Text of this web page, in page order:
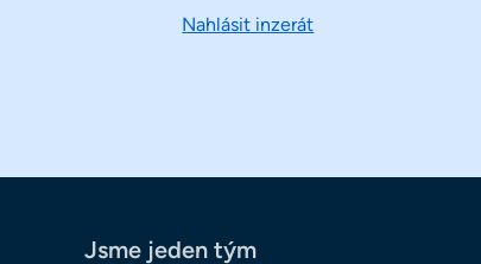
Nahlásit inzerát
Jsme jeden tým